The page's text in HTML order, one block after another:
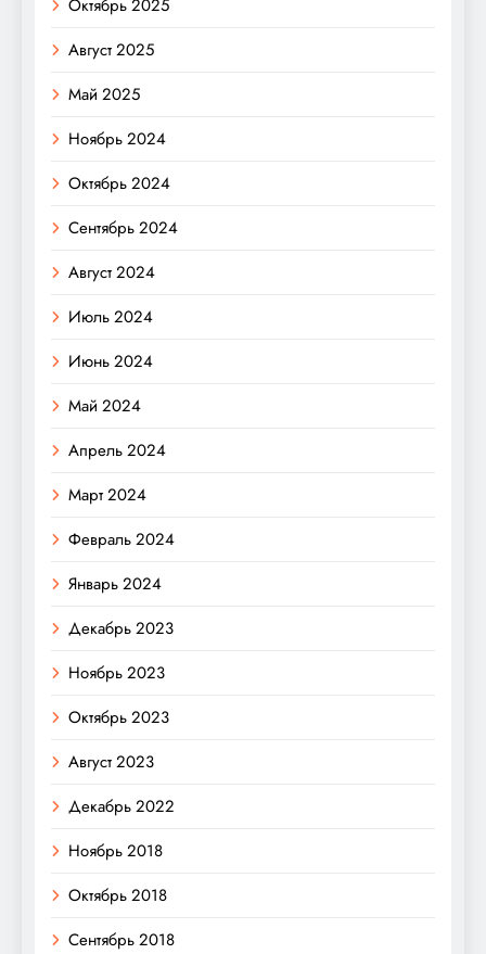
Октябрь 2025
Август 2025
Май 2025
Ноябрь 2024
Октябрь 2024
Сентябрь 2024
Август 2024
Июль 2024
Июнь 2024
Май 2024
Апрель 2024
Март 2024
Февраль 2024
Январь 2024
Декабрь 2023
Ноябрь 2023
Октябрь 2023
Август 2023
Декабрь 2022
Ноябрь 2018
Октябрь 2018
Сентябрь 2018